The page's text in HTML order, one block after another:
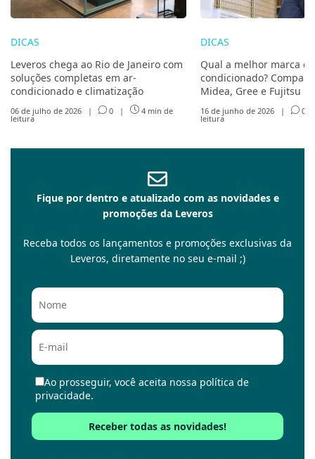
DICAS
Leveros chega ao Rio de Janeiro com
soluções completas em ar-
condicionado e climatização
06 de julho de 2026 | 0 | 4 min de
leitura
DICAS
Qual a melhor marca
condicionado?
Midea, Gree e Fujitsu
16 de junho de 2026 | 0
leitura
Fique por dentro e atualizado com as novidades e
promoções da Leveros
Receba todos os lançamentos e promoções exclusivas da
Leveros, diretamente no seu e-mail ;)
Ao prosseguir, você aceita nossa política de
privacidade.